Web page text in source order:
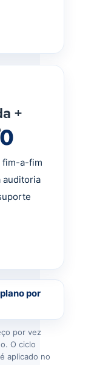
+
fim-a-fim
auditoria
por
por vez
O ciclo
aplicado no